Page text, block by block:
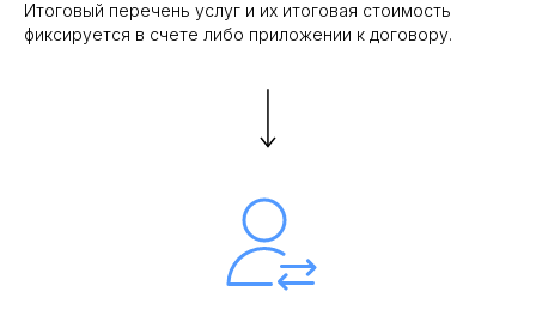
Итоговый перечень услуг и их итоговая стоимость
фиксируется в счете либо приложении к договору.